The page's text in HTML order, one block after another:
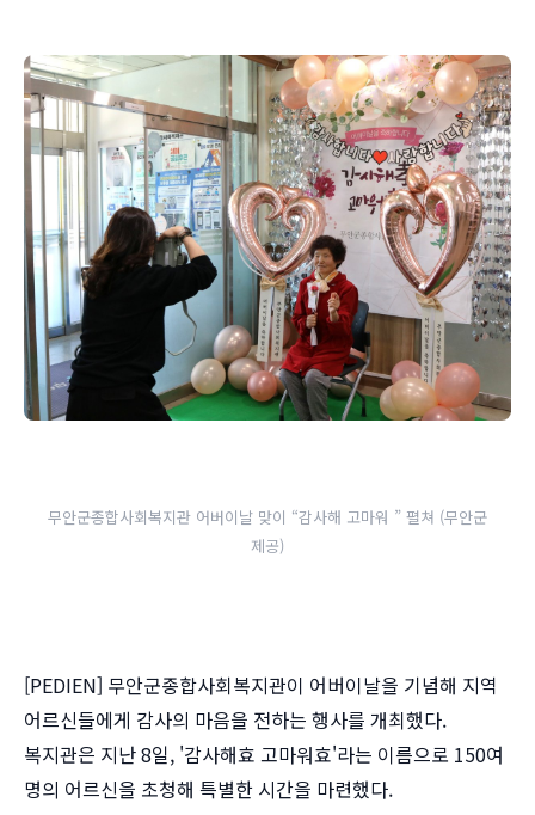
무안군종합사회복지관 어버이날 맞이 “감사해 고마워 ” 펼쳐 (무안군
제공)
[PEDIEN] 무안군종합사회복지관이 어버이날을 기념해 지역
어르신들에게 감사의 마음을 전하는 행사를 개최했다.
복지관은 지난 8일, '감사해효 고마워효'라는 이름으로 150여
명의 어르신을 초청해 특별한 시간을 마련했다.